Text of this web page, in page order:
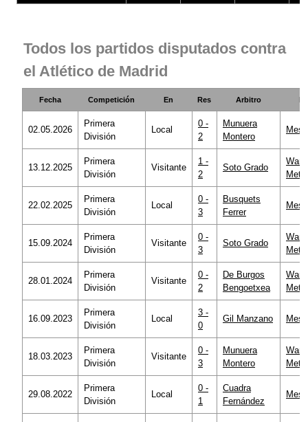
Todos los partidos disputados contra
el Atlético de Madrid
Fecha Competición En Res Arbitro
02.05.2026
Primera
División
Local
0 -
2
Munuera
Montero
13.12.2025
Primera
División
Visitante
1 -
2
Soto Grado
22.02.2025
Primera
División
Local
0 -
3
Busquets
Ferrer
15.09.2024
Primera
División
Visitante
0 -
3
Soto Grado
28.01.2024
Primera
División
Visitante
0 -
2
De Burgos
Bengoetxea
16.09.2023
Primera
División
Local
3 -
0
Gil Manzano
18.03.2023
Primera
División
Visitante
0 -
3
Munuera
Montero
29.08.2022
Primera
División
Local
0 -
1
Cuadra
Fernández